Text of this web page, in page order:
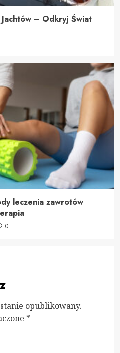
– Odkryj Świat
leczenia zawrotów
0
opublikowany.
*